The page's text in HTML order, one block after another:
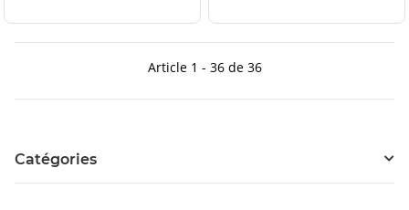
Article 1 - 36 de 36
Catégories